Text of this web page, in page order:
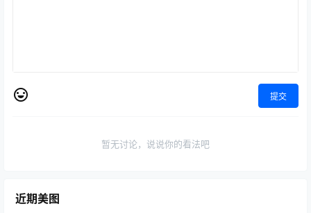
提交
暂无讨论，说说你的看法吧
近期美图